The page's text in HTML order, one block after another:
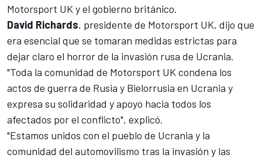
Motorsport UK y el gobierno británico.
David Richards, presidente de Motorsport UK, dijo que
era esencial que se tomaran medidas estrictas para
dejar claro el horror de la invasión rusa de Ucrania.
"Toda la comunidad de Motorsport UK condena los
actos de guerra de Rusia y Bielorrusia en Ucrania y
expresa su solidaridad y apoyo hacia todos los
afectados por el conflicto", explicó.
"Estamos unidos con el pueblo de Ucrania y la
comunidad del automovilismo tras la invasión y las